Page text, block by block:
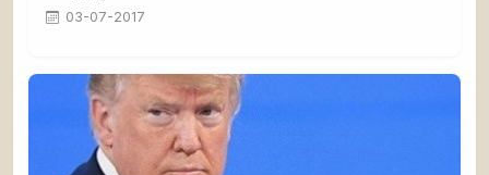
03-07-2017